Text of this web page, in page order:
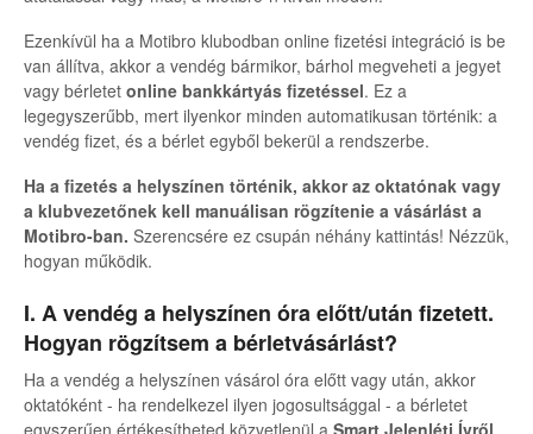
Ezenkívül ha a Motibro klubodban online fizetési integráció is be
van állítva, akkor a vendég bármikor, bárhol megveheti a jegyet
vagy bérletet online bankkártyás fizetéssel. Ez a
legegyszerűbb, mert ilyenkor minden automatikusan történik: a
vendég fizet, és a bérlet egyből bekerül a rendszerbe.
Ha a fizetés a helyszínen történik, akkor az oktatónak vagy
a klubvezetőnek kell manuálisan rögzítenie a vásárlást a
Motibro-ban. Szerencsére ez csupán néhány kattintás! Nézzük,
hogyan működik.
I. A vendég a helyszínen óra előtt/után fizetett.
Hogyan rögzítsem a bérletvásárlást?
Ha a vendég a helyszínen vásárol óra előtt vagy után, akkor
oktatóként - ha rendelkezel ilyen jogosultsággal - a bérletet
egyszerűen értékesítheted közvetlenül a Smart Jelenléti Ívről.